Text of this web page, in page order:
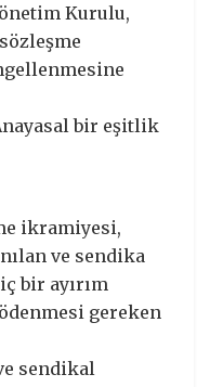
Kurulu,
bir eşitlik
ikramiyesi,
ve sendika
bir ayırım
gereken
sendikal